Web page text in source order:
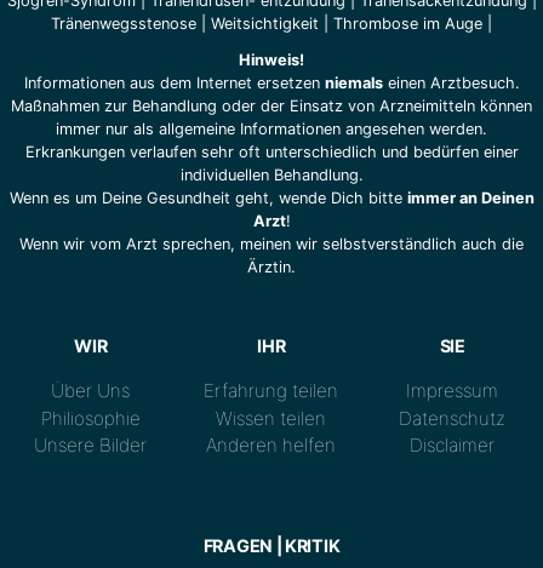
Tränenwegsstenose
Weitsichtigkeit Thrombose im Auge
Hinweis!
Informationen aus dem Internet ersetzen niemalseinen Arztbesuch.
Maßnahmen zur Behandlung oder der Einsatz von Arzneimitteln können
immer nur als allgemeine Informationen angesehen werden.
Erkrankungen verlaufen sehr oft unterschiedlich und bedürfen einer
individuellen Behandlung.
Wenn es um Deine Gesundheit geht, wende Dich bitte immer an Deinen
Arzt!
Wenn wir vom Arzt sprechen, meinen wir selbstverständlich auch die
Ärztin.
WIR
Über Uns
Philiosophie
Unsere Bilder
IHR
Erfahrung teilen
Wissen teilen
Anderen helfen
SIE
Impressum
Datenschutz
Disclaimer
FRAGEN | KRITIK